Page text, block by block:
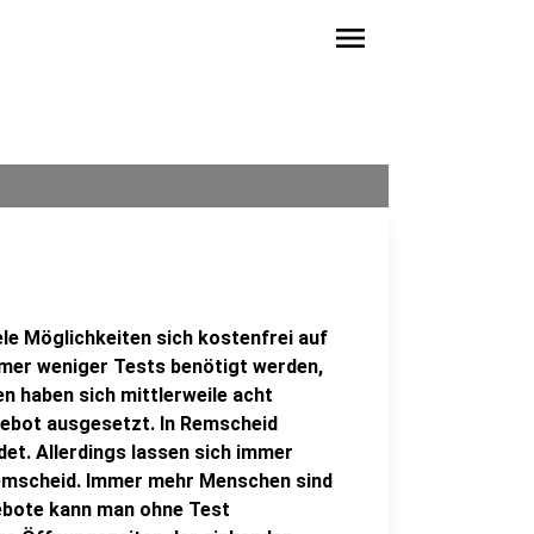
menu
Möglichkeiten sich kostenfrei auf
weniger Tests benötigt werden,
haben sich mittlerweile acht
ausgesetzt. In Remscheid
Allerdings lassen sich immer
Immer mehr Menschen sind
kann man ohne Test